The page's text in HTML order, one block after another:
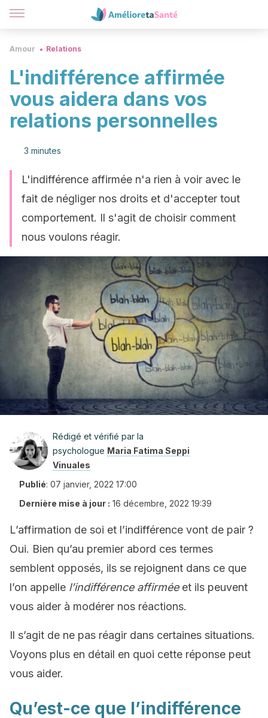
Amour Relations
L'indifférence affirmée
vous aidera dans vos
relations personnelles
3 minutes
L'indifférence affirmée n'a rien à voir avec le
fait de négliger nos droits et d'accepter tout
comportement. Il s'agit de choisir comment
nous voulons réagir.
Rédigé et vérifié par la
psychologue Maria Fatima Seppi
Vinuales
Publié: 07 janvier, 2022 17:00
Dernière mise à jour : 16 décembre, 2022 19:39
L’affirmation de soi et l’indifférence vont de pair ?
Oui. Bien qu’au premier abord ces termes
semblent opposés, ils se rejoignent dans ce que
l’on appelle l’indifférence affirméeet ils peuvent
vous aider à modérer nos réactions.
Il s’agit de ne pas réagir dans certaines situations.
Voyons plus en détail en quoi cette réponse peut
vous aider.
Qu’est-ce que l’indifférence